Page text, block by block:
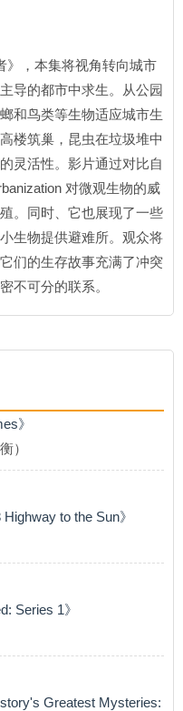
》，本集将视角转向城市
导的都市中求生。从公园
和鸟类等生物适应城市生
楼筑巢，昆虫在垃圾堆中
灵活性。影片通过对比自
对微观生物的威
。同时、它也展现了一些
生物提供避难所。观众将
们的生存故事充满了冲突
不可分的联系。
》
）
to the Sun》
Series 1》
Greatest Mysteries: